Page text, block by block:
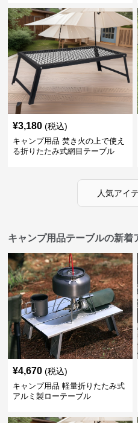
¥3,180 (税込)
キャンプ用品 焚き火の上で使え
る折りたたみ式網目テーブル
人気アイ
キャンプ用品テーブルの新着
¥4,670 (税込)
キャンプ用品 軽量折りたたみ式
アルミ製ローテーブル